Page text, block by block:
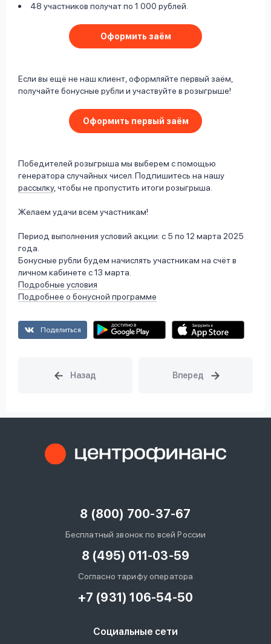
48 участников получат по 1 000 рублей.
Оформить заём
Если вы ещё не наш клиент, оформляйте первый заём,
получайте бонусные рубли и участвуйте в розыгрыше!
Оформить первый заём
Победителей розыгрыша мы выберем с помощью
генератора случайных чисел. Подпишитесь на нашу
рассылку, чтобы не пропустить итоги розыгрыша.
Желаем удачи всем участникам!
Период выполнения условий акции: с 5 по 12 марта 2025
года.
Бонусные рубли будем начислять участникам на счёт в
личном кабинете с 13 марта.
Подробные условия
Подробнее о бонусной программе
Поделиться
8 (800) 700-37-67
Бесплатный звонок по всей России
8 (495) 011-03-59
Согласно тарифу оператора
+7 (931) 106-54-50
Социальные сети